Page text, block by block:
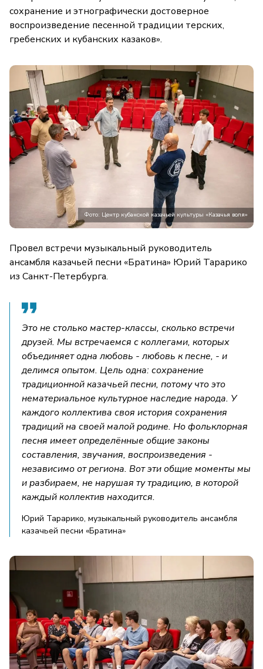
сохранение и этнографически достоверное
воспроизведение песенной традиции терских,
гребенских и кубанских казаков».
Фото: Центр кубанской казачьей культуры «Казачья воля»
Провел встречи музыкальный руководитель
ансамбля казачьей песни «Братина» Юрий Тарарико
из Санкт-Петербурга.
Это не столько мастер-классы, сколько встречи
друзей. Мы встречаемся с коллегами, которых
объединяет одна любовь - любовь к песне, - и
делимся опытом. Цель одна: сохранение
традиционной казачьей песни, потому что это
нематериальное культурное наследие народа. У
каждого коллектива своя история сохранения
традиций на своей малой родине. Но фольклорная
песня имеет определённые общие законы
составления, звучания, воспроизведения -
независимо от региона. Вот эти общие моменты мы
и разбираем, не нарушая ту традицию, в которой
каждый коллектив находится.
Юрий Тарарико, музыкальный руководитель ансамбля
казачьей песни «Братина»